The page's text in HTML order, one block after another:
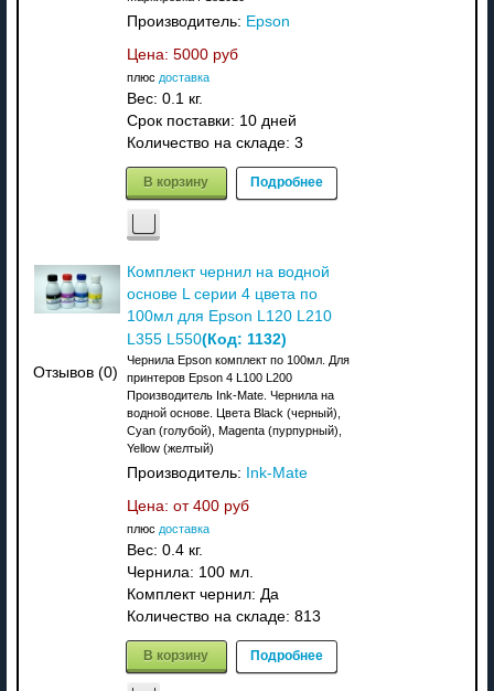
Производитель: Epson
Цена: 5000 руб
плюс доставка
Вес: 0.1 кг.
Срок поставки: 10 дней
Количество на складе: 3
В корзину Подробнее
Отзывов (0)
Комплект чернил на водной
основе L серии 4 цвета по
100мл для Epson L120 L210
L355 L550(Код: 1132)
Чернила Epson комплект по 100мл. Для
принтеров Epson 4 L100 L200
Производитель Ink-Mate. Чернила на
водной основе. Цвета Black (черный),
Cyan (голубой), Magenta (пурпурный),
Yellow (желтый)
Производитель:
Ink-Mate
Цена: от 400 руб
плюс доставка
Вес: 0.4 кг.
Чернила: 100 мл.
Комплект чернил: Да
Количество на складе: 813
В корзину Подробнее